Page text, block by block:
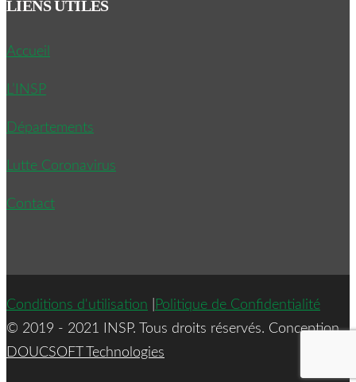
LIENS UTILES
Accueil
L’INSP
Départements
Lutte Coronavirus
Contact
Conditions d'utilisation
Politique de Confidentialité
© 2019 - 2021 INSP. Tous droits réservés. Conception
DOUCSOFT Technologies